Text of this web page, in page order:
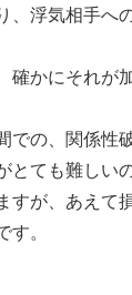
、浮気相手へ
かにそれが
での、関係性
とても難しい
すが、あえて
。